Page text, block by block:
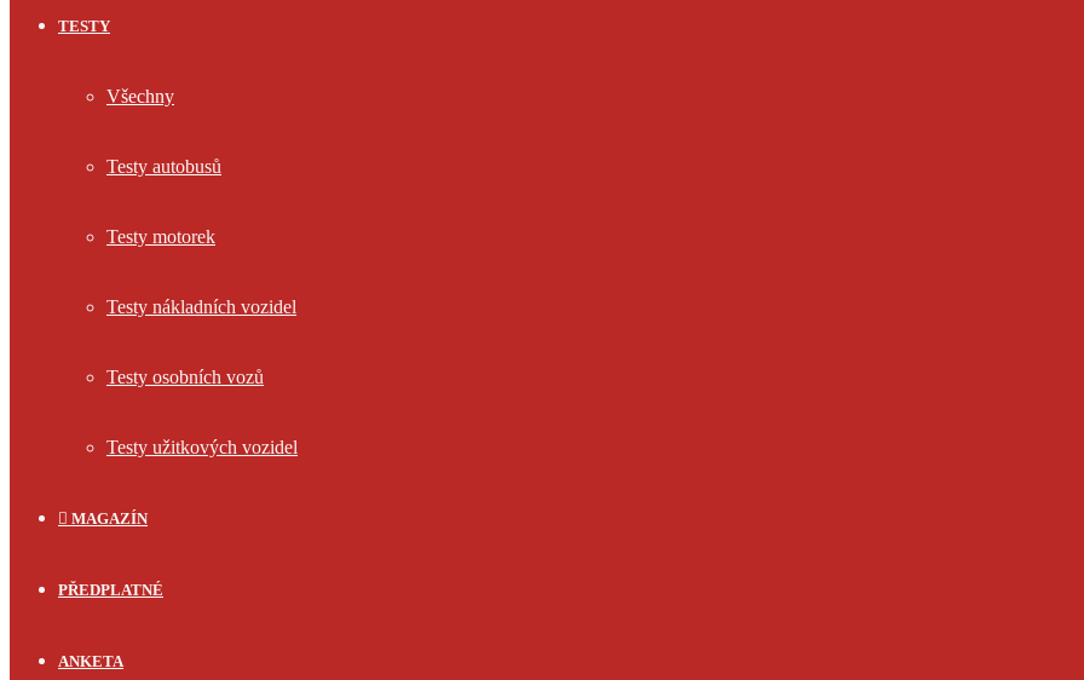
TESTY
Všechny
Testy autobusů
Testy motorek
Testy nákladních vozidel
Testy osobních vozů
Testy užitkových vozidel
MAGAZÍN
PŘEDPLATNÉ
ANKETA